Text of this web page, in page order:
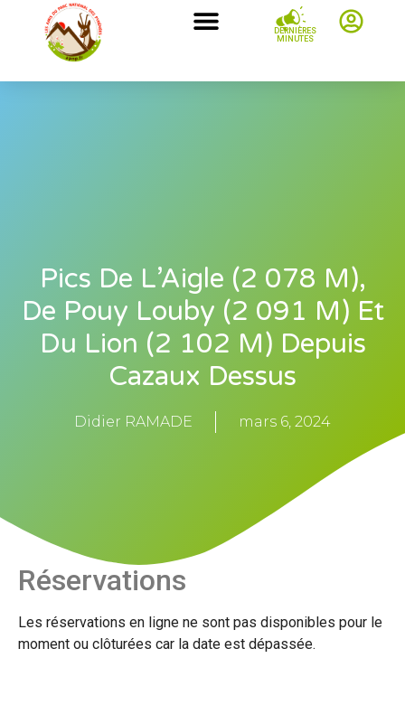
DERNIÈRES
MINUTES
Pics De L’Aigle (2 078 M),
De Pouy Louby (2 091 M) Et
Du Lion (2 102 M) Depuis
Cazaux Dessus
Didier RAMADE mars 6, 2024
Réservations
Les réservations en ligne ne sont pas disponibles pour le
moment ou clôturées car la date est dépassée.